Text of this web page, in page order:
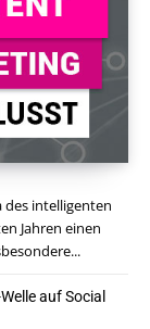
intelligenten
Jahren einen
auf Social